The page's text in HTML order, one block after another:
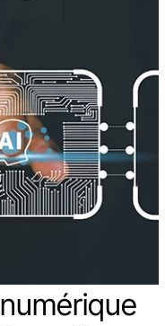
numérique